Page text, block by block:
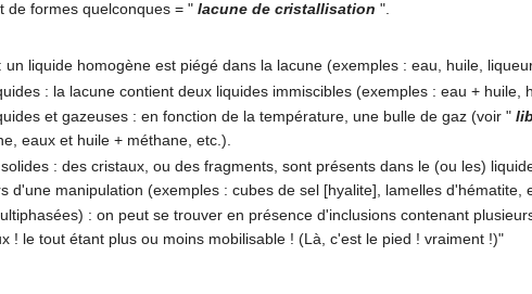
de formes quelconques = "lacune de cristallisation ".
liquide homogène est piégé dans la lacune (exemples : eau, huile,
: la lacune contient deux liquides immiscibles (exemples : eau + huile,
et gazeuses : en fonction de la température, une bulle de gaz (voir "
eaux et huile + méthane, etc.).
: des cristaux, ou des fragments, sont présents dans le (ou les)
d'une manipulation (exemples : cubes de sel [hyalite], lamelles d'hématite,
: on peut se trouver en présence d'inclusions contenant
! le tout étant plus ou moins mobilisable ! (Là, c'est le pied ! vraiment !)"